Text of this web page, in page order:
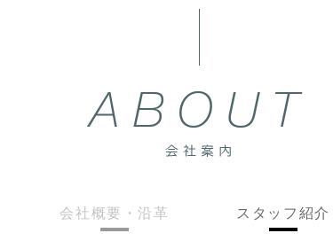
会社概要・沿革 スタッフ紹介